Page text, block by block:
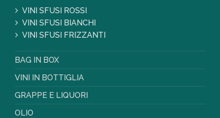
VINI SFUSI ROSSI
VINI SFUSI BIANCHI
VINI SFUSI FRIZZANTI
BAG IN BOX
VINI IN BOTTIGLIA
GRAPPE E LIQUORI
OLIO